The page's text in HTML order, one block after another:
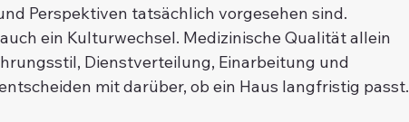
Perspektiven tatsächlich vorgesehen sind.
ein Kulturwechsel. Medizinische Qualität allein
Dienstverteilung, Einarbeitung und
mit darüber, ob ein Haus langfristig passt.